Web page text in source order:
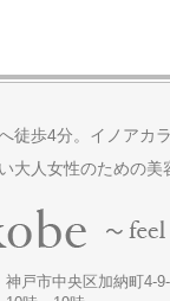
徒歩4分。イノアカ
大人女性のための美
神戸市中央区加納町4-